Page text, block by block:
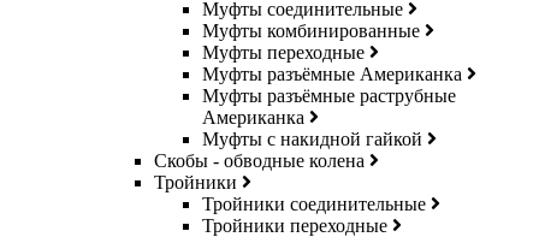
Муфты соединительные
Муфты комбинированные
Муфты переходные
Муфты разъёмные Американка
Муфты разъёмные раструбные
Американка
Муфты с накидной гайкой
Скобы - обводные колена
Тройники
Тройники соединительные
Тройники переходные